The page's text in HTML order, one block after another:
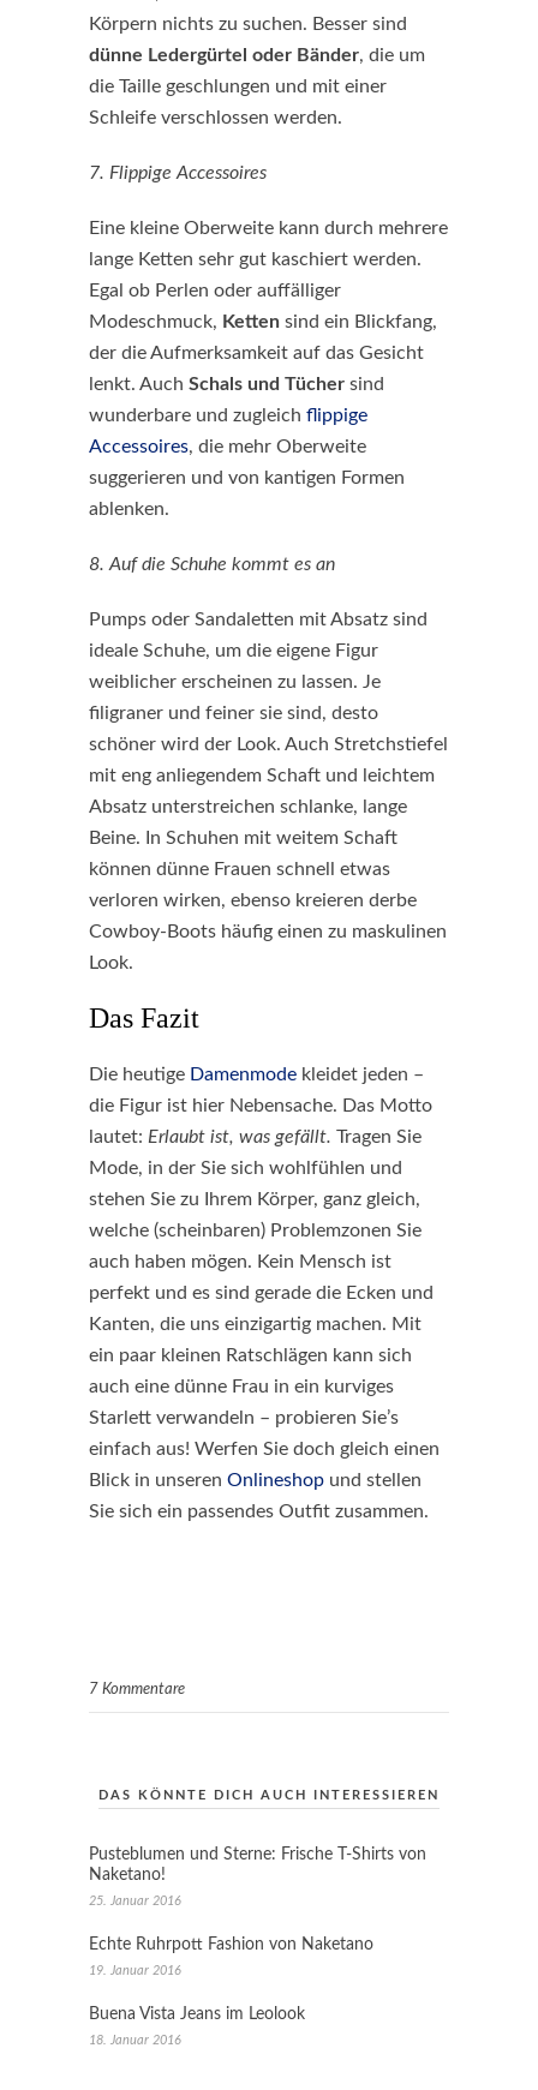
Körpern nichts zu suchen. Besser sind
dünne Ledergürtel oder Bänder, die um
die Taille geschlungen und mit einer
Schleife verschlossen werden.
7. Flippige Accessoires
Eine kleine Oberweite kann durch mehrere
lange Ketten sehr gut kaschiert werden.
Egal ob Perlen oder auffälliger
Modeschmuck, Ketten sind ein Blickfang,
der die Aufmerksamkeit auf das Gesicht
lenkt. Auch Schals und Tücher sind
wunderbare und zugleich flippige
Accessoires, die mehr Oberweite
suggerieren und von kantigen Formen
ablenken.
8. Auf die Schuhe kommt es an
Pumps oder Sandaletten mit Absatz sind
ideale Schuhe, um die eigene Figur
weiblicher erscheinen zu lassen. Je
filigraner und feiner sie sind, desto
schöner wird der Look. Auch Stretchstiefel
mit eng anliegendem Schaft und leichtem
Absatz unterstreichen schlanke, lange
Beine. In Schuhen mit weitem Schaft
können dünne Frauen schnell etwas
verloren wirken, ebenso kreieren derbe
Cowboy-Boots häufig einen zu maskulinen
Look.
Das Fazit
Die heutige Damenmode kleidet jeden –
die Figur ist hier Nebensache. Das Motto
lautet: Erlaubt ist, was gefällt. Tragen Sie
Mode, in der Sie sich wohlfühlen und
stehen Sie zu Ihrem Körper, ganz gleich,
welche (scheinbaren) Problemzonen Sie
auch haben mögen. Kein Mensch ist
perfekt und es sind gerade die Ecken und
Kanten, die uns einzigartig machen. Mit
ein paar kleinen Ratschlägen kann sich
auch eine dünne Frau in ein kurviges
Starlett verwandeln – probieren Sie’s
einfach aus! Werfen Sie doch gleich einen
Blick in unseren Onlineshop und stellen
Sie sich ein passendes Outfit zusammen.
7 Kommentare
DAS KÖNNTE DICH AUCH INTERESSIEREN
Pusteblumen und Sterne: Frische T-Shirts von
Naketano!
25. Januar 2016
Echte Ruhrpott Fashion von Naketano
19. Januar 2016
Buena Vista Jeans im Leolook
18. Januar 2016